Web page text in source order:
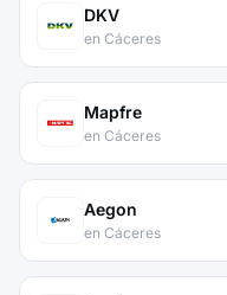
DKV
en Cáceres
Mapfre
en Cáceres
Aegon
en Cáceres